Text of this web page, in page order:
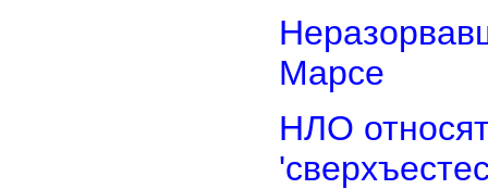
Марсе
НЛО